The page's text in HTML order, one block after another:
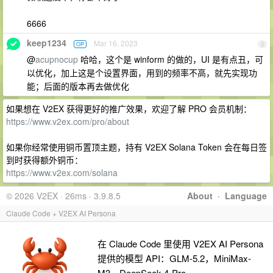
6666
3
keep1234 OP Mar 16, 2023
@acupnocup 哈哈，这个是 winform 的做的，UI 是有点丑，可
以优化，加上这是个设置界面，用到的频率不高，就先实现功
能；后面的版本再去做优化
如果想在 V2EX 获得更好的推广效果，欢迎了解 PRO 会员机制：
https://www.v2ex.com/pro/about
如果你经常使用铜币置顶主题，持有 V2EX Solana Token 会在每日签
到时获得额外铜币：
https://www.v2ex.com/solana
About · Language
© 2026 V2EX · 26ms · 3.9.8.5
Claude Code + V2EX AI Persona
在 Claude Code 里使用 V2EX AI Persona
提供的模型 API：GLM-5.2，MiniMax-